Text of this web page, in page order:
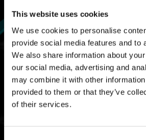
This website uses cookies
We use cookies to personalise
provide social media features and to
We also share information about
our social media, advertising and
may combine it with other information
provided to them or that they’ve
of their services.
Мурасаме)
Оденьтесь в костюм
сражайтесь с динозаврами!
Наборы кирина и
внешнего вида)